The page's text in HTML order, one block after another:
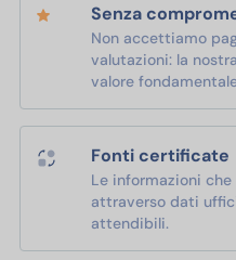
Senza
Non accettiamo
valutazioni: la
valore
Fonti certificate
Le informazioni
attraverso dati
attendibili.